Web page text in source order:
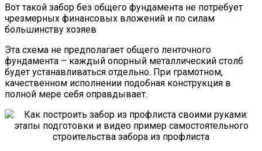
Вот такой забор без общего фундамента не потребует
чрезмерных финансовых вложений и по силам
большинству хозяев
Эта схема не предполагает общего ленточного
фундамента – каждый опорный металлический столб
будет устанавливаться отдельно. При грамотном,
качественном исполнении подобная конструкция в
полной мере себя оправдывает.